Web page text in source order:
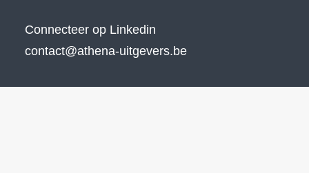
Connecteer op Linkedin
contact@athena-uitgevers.be